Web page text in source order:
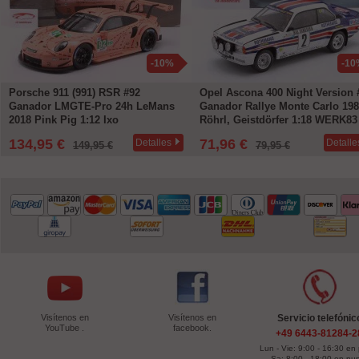
-10%
Porsche 911 (991) RSR #92
Ganador LMGTE-Pro 24h LeMans
2018 Pink Pig 1:12 Ixo
134,95 € 149,95 € Detalles
-
Opel Ascona 400 Night Version
Ganador Rallye Monte Carlo
Röhrl, Geistdörfer 1:18 WERK83
71,96 € 79,95 €
Visítenos en
YouTube .
Visítenos en
facebook.
Servicio
+49 6443-81284-
Lun - Vie: 9:00 - 16:30 en